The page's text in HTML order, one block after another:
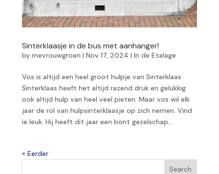
Sinterklaasje in de bus met aanhanger!
by mevrouwgroen | Nov 17, 2024 | In de Etalage
Vos is altijd een heel groot hulpje van Sinterklaas.
Sinterklaas heeft het altijd razend druk en gelukkig
ook altijd hulp van heel veel pieten. Maar vos wil elk
jaar de rol van hulpsinterklaasje op zich nemen. Vind
ie leuk. Hij heeft dit jaar een bont gezelschap...
« Older Entries
Search